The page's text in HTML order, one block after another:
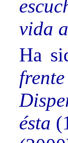
vida
Ha
frente
ésta